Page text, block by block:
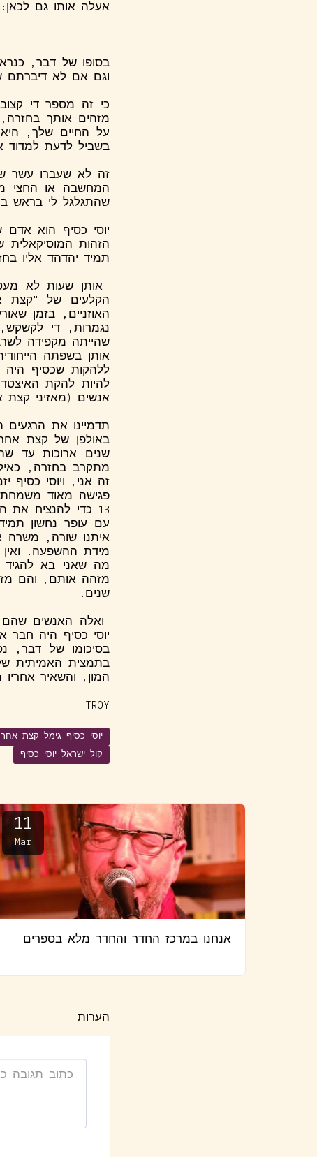
אעלה אותו גם לכאן:
בסופו של דבר,
וגם אם לא דיברתם
כי זה מספר די
מזהים אותך
על החיים שלך,
בשביל לדעת למדוד
זה לא שעברו עשר
המחשבה או החצי
שהתגלגל לי בראש
יוסי כסיף הוא
הזהות
תמיד יהדהד אליו
הקלעים של "קצת
האוזניים, בזמן
נגמרות, די
שהייתה מקפידה
אותן בשפתה
להיות להקת
אנשים (מאזיני
תדמיינו את
באולפן של קצת
שנים ארוכות עד
זה אני, ויוסי כסיף
פגישה מאוד משמחת
13 כדי להנציח
עם עופר נחשון
איתנו שורה, משרה
מידת ההשפעה.
מה שאני בא
מזהה אותם, והם
שנים.
ואלה האנשים
יוסי כסיף היה חבר
בסיכומו של דבר,
בתמצית האמיתית
המון, והשאיר
TROY
יוסי כסיף גימל קצת
קול ישראל יוסי כסיף
11
Mar
אנחנו במרכז החדר והחדר מלא בספרים
הערות